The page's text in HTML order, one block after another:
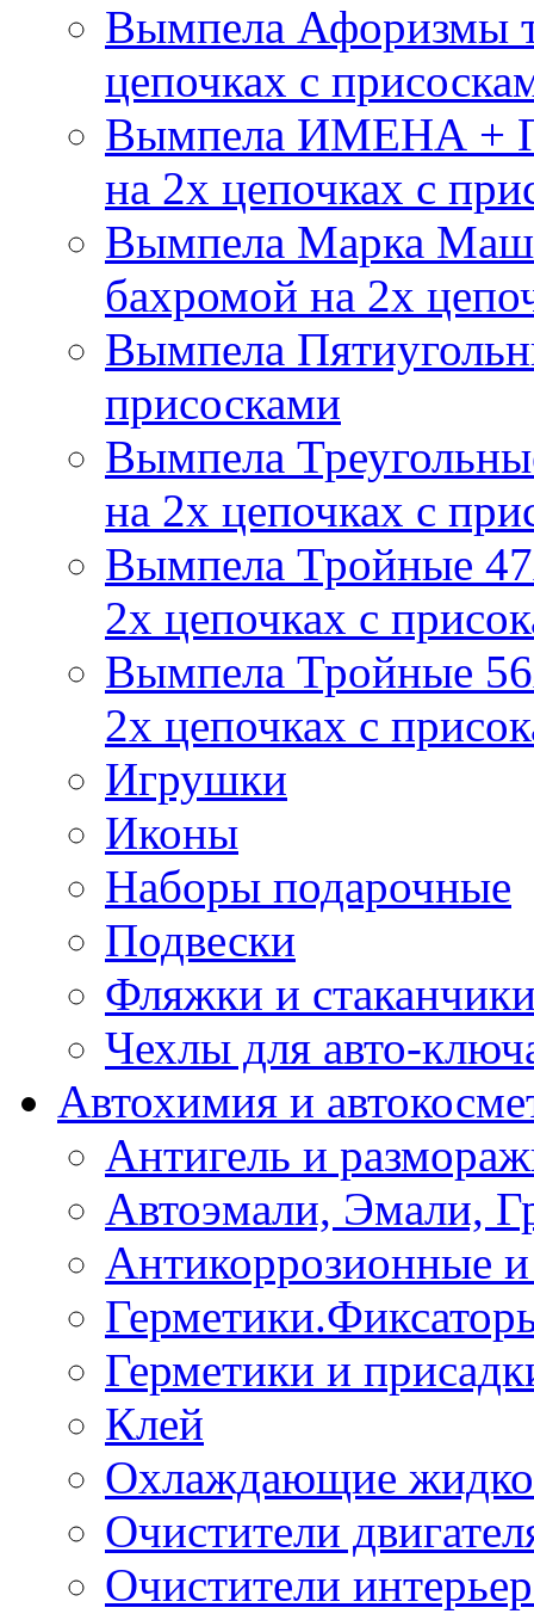
Вымпела Афоризмы
цепочках с
Вымпела ИМЕНА +
на 2х цепочках с
Вымпела Марка
бахромой на 2х
Вымпела
присосками
Вымпела
на 2х цепочках с
Вымпела Тройные
2х цепочках с
Вымпела Тройные
2х цепочках с
Игрушки
Иконы
Наборы подарочные
Подвески
Фляжки и
Чехлы для авто-
Автохимия и
Антигель и
Автоэмали, Эмали,
Антикоррозионные
Герметики и
Клей
Охлаждающие
Очистители
Очистители